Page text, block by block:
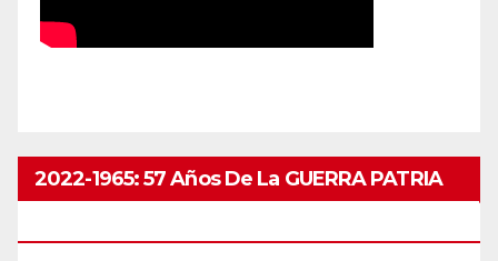
2022-1965: 57 Años De La GUERRA PATRIA